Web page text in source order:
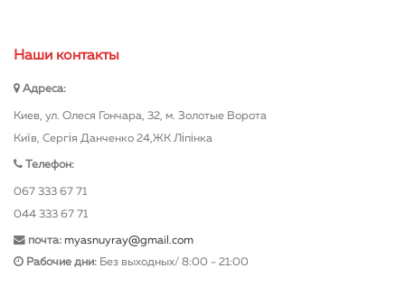
Наши контакты
Адреса:
Киев, ул. Олеся Гончара, 32, м. Золотые Ворота
Київ, Сергія Данченко 24,ЖК Ліпінка
Телефон:
067 333 67 71
044 333 67 71
почта: myasnuyray@gmail.com
Рабочие дни: Без выходных/ 8:00 - 21:00